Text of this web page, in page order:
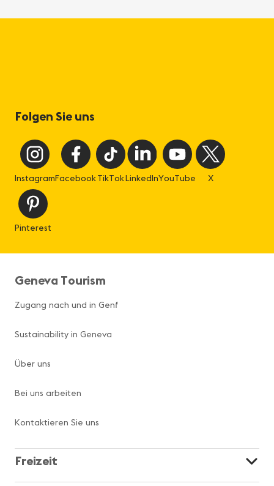
Folgen Sie uns
InstagramFacebookTikTokLinkedInYouTube X
Pinterest
Geneva Tourism
Zugang nach und in Genf
Sustainability in Geneva
Über uns
Bei uns arbeiten
Kontaktieren Sie uns
Freizeit